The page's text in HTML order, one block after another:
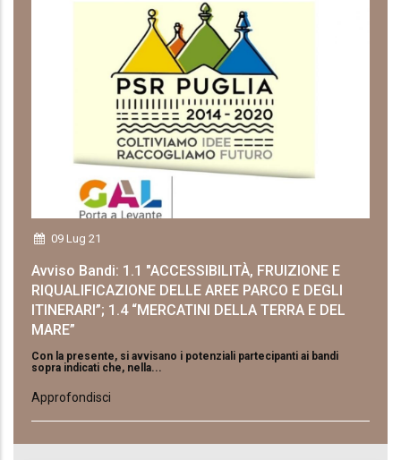
09 Lug 21
Avviso Bandi: 1.1 "ACCESSIBILITÀ, FRUIZIONE E
RIQUALIFICAZIONE DELLE AREE PARCO E DEGLI
ITINERARI”; 1.4 “MERCATINI DELLA TERRA E DEL
MARE”
Con la presente, si avvisano i potenziali partecipanti ai bandi
sopra indicati che, nella...
Approfondisci